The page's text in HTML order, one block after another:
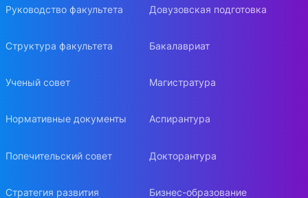
Руководство факультета
Структура факультета
Ученый совет
Нормативные документы
Попечительский совет
Стратегия развития
Довузовская подготовка
Бакалавриат
Магистратура
Аспирантура
Докторантура
Бизнес-образование